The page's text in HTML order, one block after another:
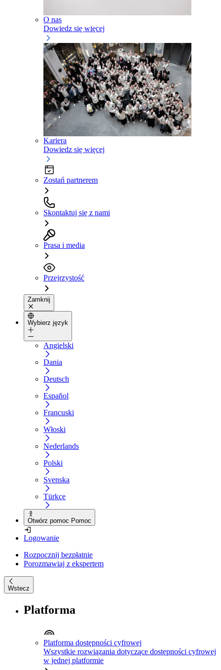
O nas
Dowiedz się więcej
Kariera
Dowiedz się więcej
Zostań partnerem
Skontaktuj się z nami
Prasa i media
Przejrzystość
Zamknij
Wybierz język
Angielski
Dania
Deutsch
Español
Francuski
Włoski
Nederlands
Polski
Svenska
Türkçe
Otwórz pomoc Pomoc
Logowanie
Rozpocznij bezpłatnie
Porozmawiaj z ekspertem
Wstecz
Platforma
Platforma dostępności cyfrowej
Wszystkie rozwiązania dotyczące dostępności cyfrowej
w jednej platformie